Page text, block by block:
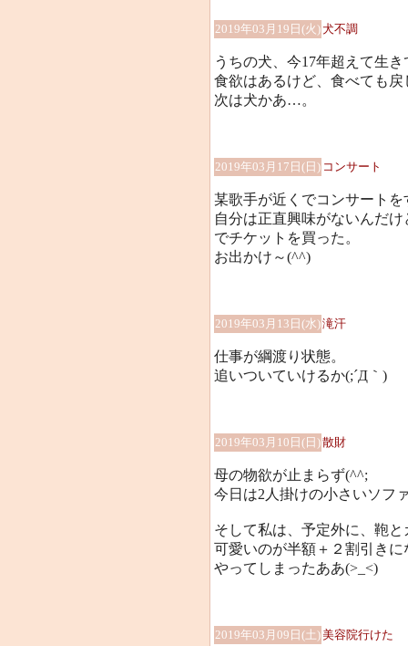
2019年03月19日(火)犬不調
うちの犬、今17年超えて生
食欲はあるけど、食べても
次は犬かあ…。
2019年03月17日(日) コンサート
某歌手が近くでコンサート
自分は正直興味がないんだ
でチケットを買った。
お出かけ～(^^)
2019年03月13日(水)滝汗
仕事が綱渡り状態。
追いついていけるか(;´Д｀)
2019年03月10日(日)散財
母の物欲が止まらず(^^;
今日は2人掛けの小さいソフ
そして私は、予定外に、鞄
可愛いのが半額＋２割引き
やってしまったああ(>_<)
2019年03月09日(土)美容院行けた